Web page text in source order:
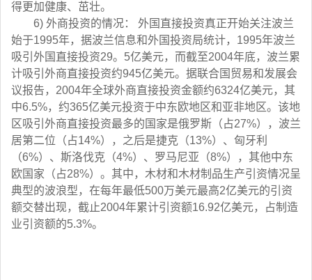
得更加健康、茁壮。
6) 外商投资的情况： 外国直接投资真正开始关注波兰
始于1995年，据波兰信息和外国投资局统计，1995年波兰
吸引外国直接投资29。5亿美元，而截至2004年底，波兰累
计吸引外商直接投资约945亿美元。据联合国贸易和发展会
议报告，2004年全球外商直接投资金额约6324亿美元，其
中6.5%，约365亿美元投资于中东欧地区和亚非地区。该地
区吸引外商直接投资最多的国家是俄罗斯（占27%），波兰
居第二位（占14%），之后是捷克（13%）、匈牙利
（6%）、斯洛伐克（4%）、罗马尼亚（8%），其他中东
欧国家（占28%）。其中，木材和木材制品生产引资情况呈
典型的波浪型，在每年最低500万美元最高2亿美元的引资
额交替出现，截止2004年累计引资额16.92亿美元，占制造
业引资额的5.3%。